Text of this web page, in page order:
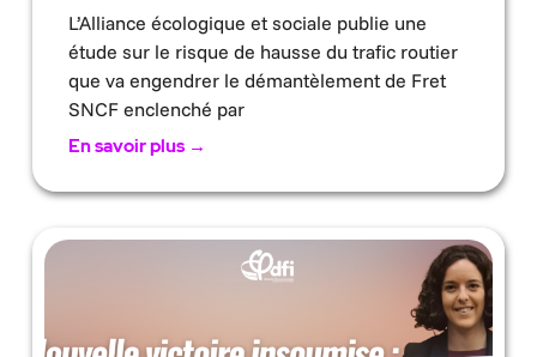
L’Alliance écologique et sociale publie une
étude sur le risque de hausse du trafic routier
que va engendrer le démantèlement de Fret
SNCF enclenché par
En savoir plus →